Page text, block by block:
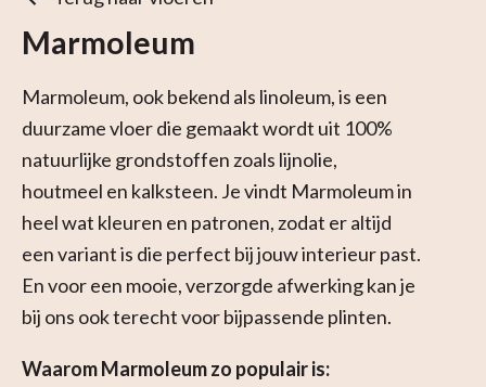
Marmoleum
Marmoleum, ook bekend als linoleum, is een
duurzame vloer die gemaakt wordt uit 100%
natuurlijke grondstoffen zoals lijnolie,
houtmeel en kalksteen. Je vindt Marmoleum in
heel wat kleuren en patronen, zodat er altijd
een variant is die perfect bij jouw interieur past.
En voor een mooie, verzorgde afwerking kan je
bij ons ook terecht voor bijpassende plinten.
Waarom Marmoleum zo populair is: